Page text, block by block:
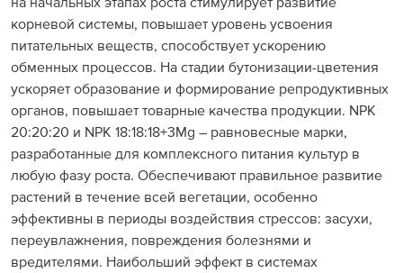
корневой системы, повышает уровень усвоения
питательных веществ, способствует ускорению
обменных процессов. На стадии бутонизации-цветения
ускоряет образование и формирование репродуктивных
органов, повышает товарные качества продукции. NPK
20:20:20 и NPK 18:18:18+3Mg – равновесные марки,
разработанные для комплексного питания культур в
любую фазу роста. Обеспечивают правильное развитие
растений в течение всей вегетации, особенно
эффективны в периоды воздействия стрессов: засухи,
переувлажнения, повреждения болезнями и
вредителями. Наибольший эффект в системах